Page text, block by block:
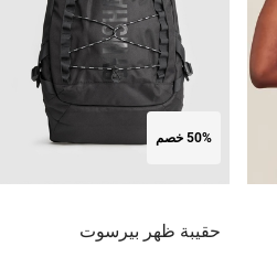
50% خصم
حقيبة ظهر بيرسوت